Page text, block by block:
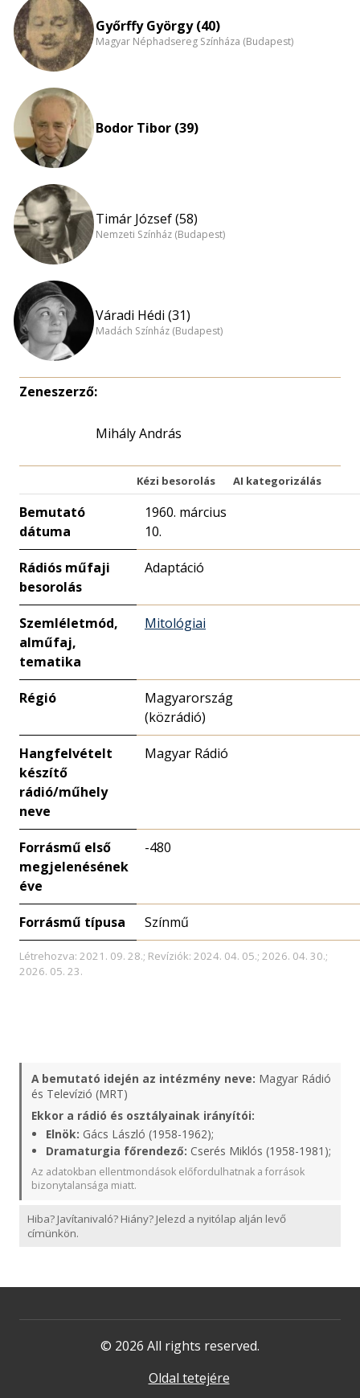
Győrffy György (40)
Magyar Néphadsereg Színháza (Budapest)
Bodor Tibor (39)
Timár József (58)
Nemzeti Színház (Budapest)
Váradi Hédi (31)
Madách Színház (Budapest)
Zeneszerző:
Mihály András
Kézi besorolás AI kategorizálás
Bemutató
dátuma
1960. március
10.
Rádiós műfaji
besorolás
Adaptáció
Szemléletmód,
alműfaj,
tematika
Mitológiai
Régió
Magyarország
(közrádió)
Hangfelvételt
készítő
rádió/műhely
neve
Magyar Rádió
Forrásmű első
megjelenésének
éve
-480
Forrásmű típusa Színmű
Létrehozva: 2021. 09. 28.; Revíziók: 2024. 04. 05.; 2026. 04. 30.;
2026. 05. 23.
A bemutató idején az intézmény neve: Magyar Rádió
és Televízió (MRT)
Ekkor a rádió és osztályainak irányítói:
Elnök: Gács László (1958-1962);
Dramaturgia főrendező: Cserés Miklós (1958-1981);
Az adatokban ellentmondások előfordulhatnak a források
bizonytalansága miatt.
Hiba? Javítanivaló? Hiány? Jelezd a nyitólap alján levő
címünkön.
© 2026 All rights reserved.
Oldal tetejére